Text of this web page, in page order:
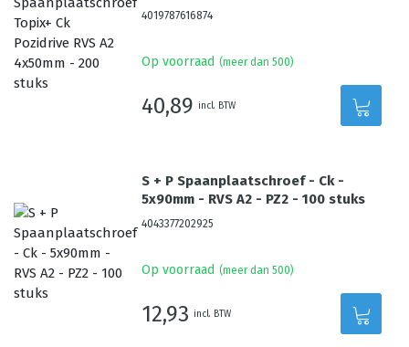
4019787616874
Op voorraad (meer dan 500)
40,89 incl. BTW
S + P Spaanplaatschroef - Ck -
5x90mm - RVS A2 - PZ2 - 100 stuks
4043377202925
Op voorraad (meer dan 500)
12,93 incl. BTW